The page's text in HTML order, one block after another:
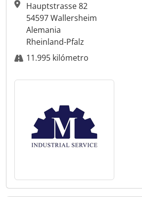
Hauptstrasse 82
54597 Wallersheim
Alemania
Rheinland-Pfalz
11.995 kilómetro